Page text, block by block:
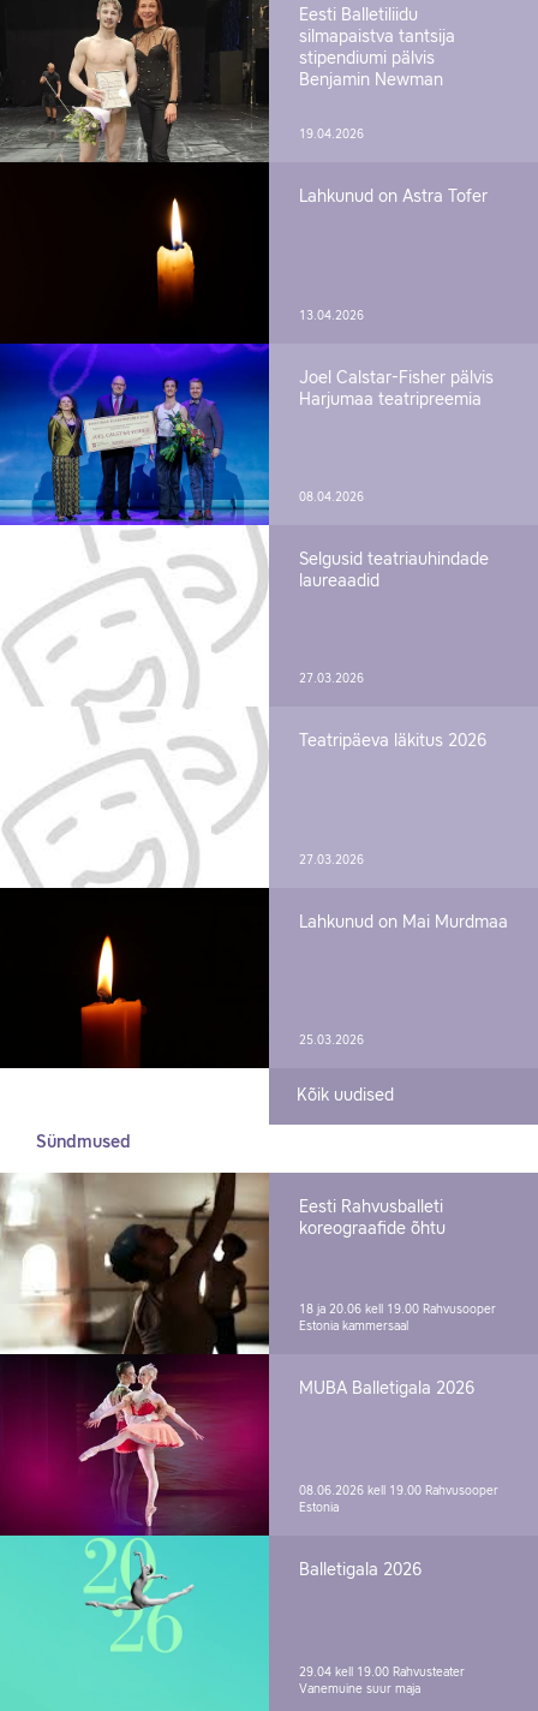
Eesti Balletiliidu
silmapaistva tantsija
stipendiumi pälvis
Benjamin Newman
19.04.2026
Lahkunud on Astra Tofer
13.04.2026
Joel Calstar-Fisher pälvis
Harjumaa teatripreemia
08.04.2026
Selgusid teatriauhindade
laureaadid
27.03.2026
Teatripäeva läkitus 2026
27.03.2026
Lahkunud on Mai Murdmaa
25.03.2026
Kõik uudised
Sündmused
Eesti Rahvusballeti
koreograafide õhtu
18 ja 20.06 kell 19.00 Rahvusooper
Estonia kammersaal
MUBA Balletigala 2026
08.06.2026 kell 19.00 Rahvusooper
Estonia
Balletigala 2026
29.04 kell 19.00 Rahvusteater
Vanemuine suur maja